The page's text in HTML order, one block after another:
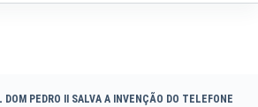
DOM PEDRO II SALVA A INVENÇÃO DO TELEFONE